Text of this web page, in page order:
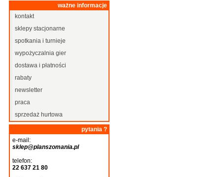
ważne informacje
kontakt
sklepy stacjonarne
spotkania i turnieje
wypożyczalnia gier
dostawa i płatności
rabaty
newsletter
praca
sprzedaż hurtowa
pytania ?
e-mail:
sklep@planszomania.pl
telefon:
22 637 21 80